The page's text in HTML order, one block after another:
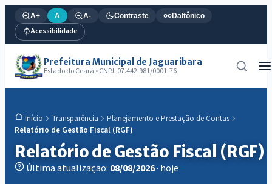
A+ A A- Contraste Daltônico
Acessibilidade
Prefeitura Municipal de Jaguaribara
Estado do Ceará • CNPJ: 07.442.981/0001-76
Início Transparência
Planejamento e Prestação de Contas
Relatório de Gestão Fiscal (RGF)
Relatório de Gestão Fiscal (RGF)
Última atualização: 08/08/2026· hoje